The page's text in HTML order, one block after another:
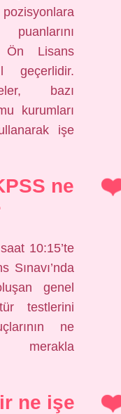
Ön Lisans
geçerlidir.
bazı
kurumları
işe
ne
10:15’te
Sınavı’nda
genel
testlerini
ne
merakla
ne işe